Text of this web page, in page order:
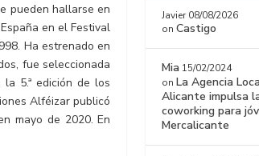
pueden hallarse en
en el Festival
Ha estrenado en
fue seleccionada
5.ª edición de los
Alféizar publicó
mayo de 2020. En
Javier 08/08/2026
onCastigo
Mia 15/02/2024
on La Agencia
Alicante impulsa
coworking para
Mercalicante